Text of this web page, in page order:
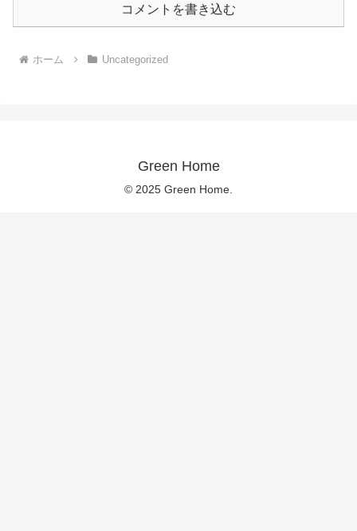
コメントを書き込む
ホーム Uncategorized
Green Home
© 2025 Green Home.